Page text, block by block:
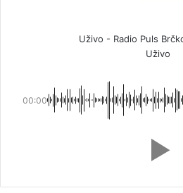
Uživo - Radio Puls
Uživo
00:00